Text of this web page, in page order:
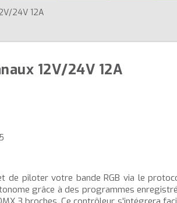
24V 12A
12V/24V 12A
de piloter votre bande RGB via le
grâce à des programmes